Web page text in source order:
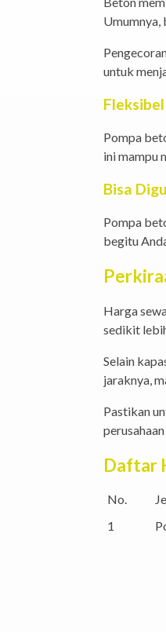
Umumnya,
untuk
Fleksibel
Pompa
ini mampu
Bisa
Pompa
begitu
Harga
sedikit
Selain
jaraknya,
Pastikan
Daftar
No.
1